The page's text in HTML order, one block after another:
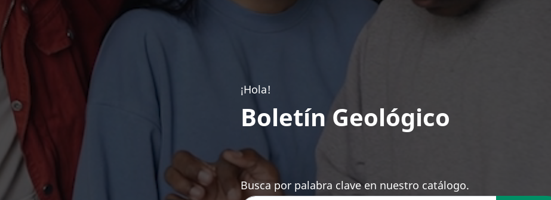
¡Hola!
Boletín Geológico
Busca por palabra clave en nuestro catálogo.